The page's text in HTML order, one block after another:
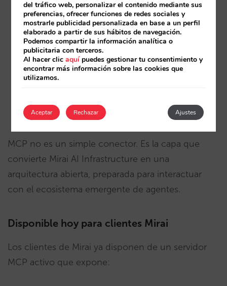
Entender el contexto.
Ejecutar acciones reales sobre tu hotel, más allá
de simples consultas.
Respetar reglas comerciales fijadas por ti.
a Lobby.
MCP no es un simple conector. Es la capa que
convierte Mirai AI Infrastructure en una
arquitectura abierta, preparada para interactuar
con el ecosistema emergente de agentes.
Disponible hoy para clientes Mirai
Los clientes de Mirai ya disponen de un servidor
MCP activo que expone:
del tráfico web, personalizar el contenido mediante sus
preferencias, ofrecer funciones de redes sociales y
mostrarle publicidad personalizada en base a un perfil
elaborado a partir de sus hábitos de navegación.
Podemos compartir la información analítica o
publicitaria con terceros.
Al hacer clicaquípuedes gestionar tu consentimiento y
encontrar más información sobre las cookies que
utilizamos.
Aceptar Ajustes
Rechazar